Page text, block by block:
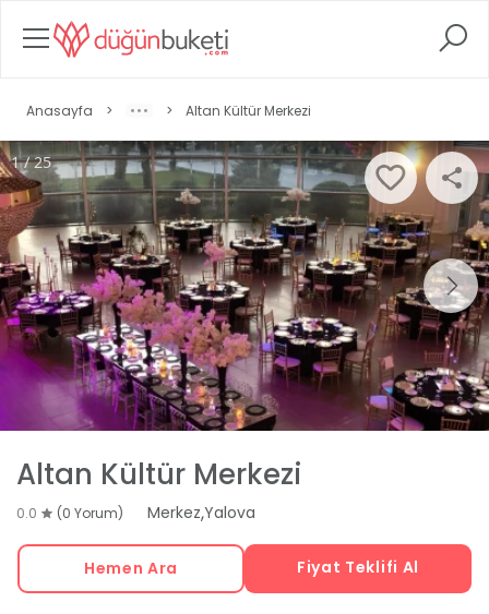
Anasayfa > > Altan Kültür Merkezi
1 / 25
Altan Kültür Merkezi
0.0 (0 Yorum) Merkez,Yalova
Hemen Ara Fiyat Teklifi Al